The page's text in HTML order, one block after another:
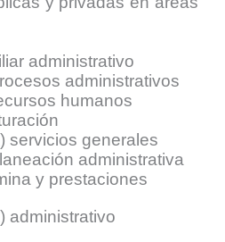
administrativo
administrativos
humanos
servicios generales
administrativa
y prestaciones
administrativo